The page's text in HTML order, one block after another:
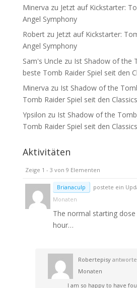
Minerva zu Jetzt auf Kickstarter:
Angel Symphony
Robertzu Jetzt auf Kickstarter:
Angel Symphony
Sam's Uncle zu Ist Shadow of the
beste Tomb Raider Spiel seit den
Minerva zu Ist Shadow of the
Tomb Raider Spiel seit den
Ypsilon zu Ist Shadow of the
Tomb Raider Spiel seit den
Aktivitäten
Zeige 1 - 3 von 9 Elementen
Brianaculp postete ein
Monaten
The normal starting
hour…
Robertepisy
Monaten
I am so happy to have